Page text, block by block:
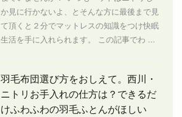
か見に行かないよ、とそんな方に最後まで見
て頂くと２分でマットレスの知識をつけ快眠
生活を手に入れられます。 この記事でわ ...
羽毛布団選び方をおしえて。西川・
ニトリお手入れの仕方は？できるだ
けふわふわの羽毛ふとんがほしい